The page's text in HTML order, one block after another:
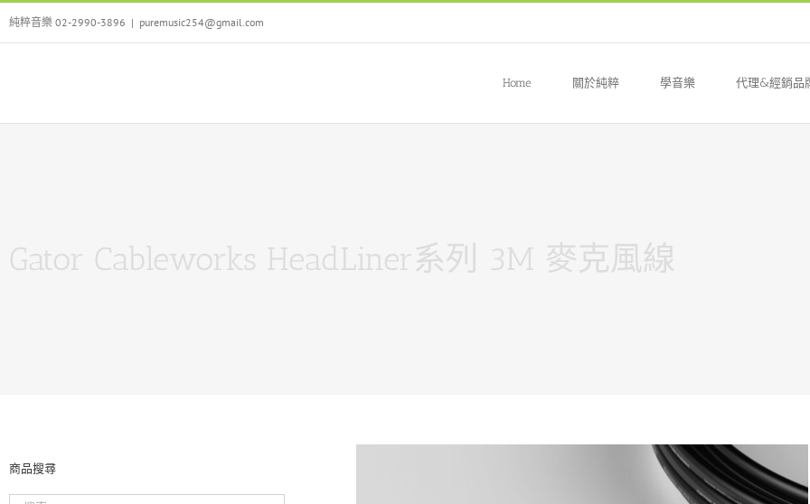
Skip
content
純粹音樂 02-2990-3896 | puremusic254@gmail.com
Home 關於純粹 學音樂 代理&經銷品
Gator Cableworks HeadLiner系列 3M 麥克風線
商品搜尋